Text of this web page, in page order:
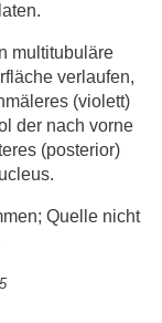
multitubuläre
verlaufen,
(violett)
der nach vorne
(posterior)
Quelle nicht